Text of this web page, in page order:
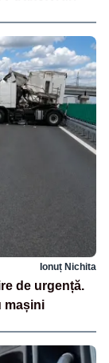
Ionuț Nichita
de urgență.
mașini